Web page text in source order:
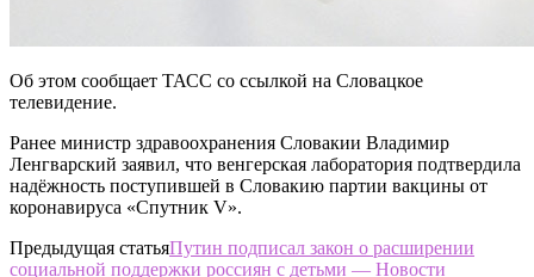
Об этом сообщает ТАСС со ссылкой на Словацкое
телевидение.
Ранее министр здравоохранения Словакии Владимир
Ленгварский заявил, что венгерская лаборатория подтвердила
надёжность поступившей в Словакию партии вакцины от
коронавируса «Спутник V».
Предыдущая статьяПутин подписал закон о расширении
социальной поддержки россиян с детьми — Новости